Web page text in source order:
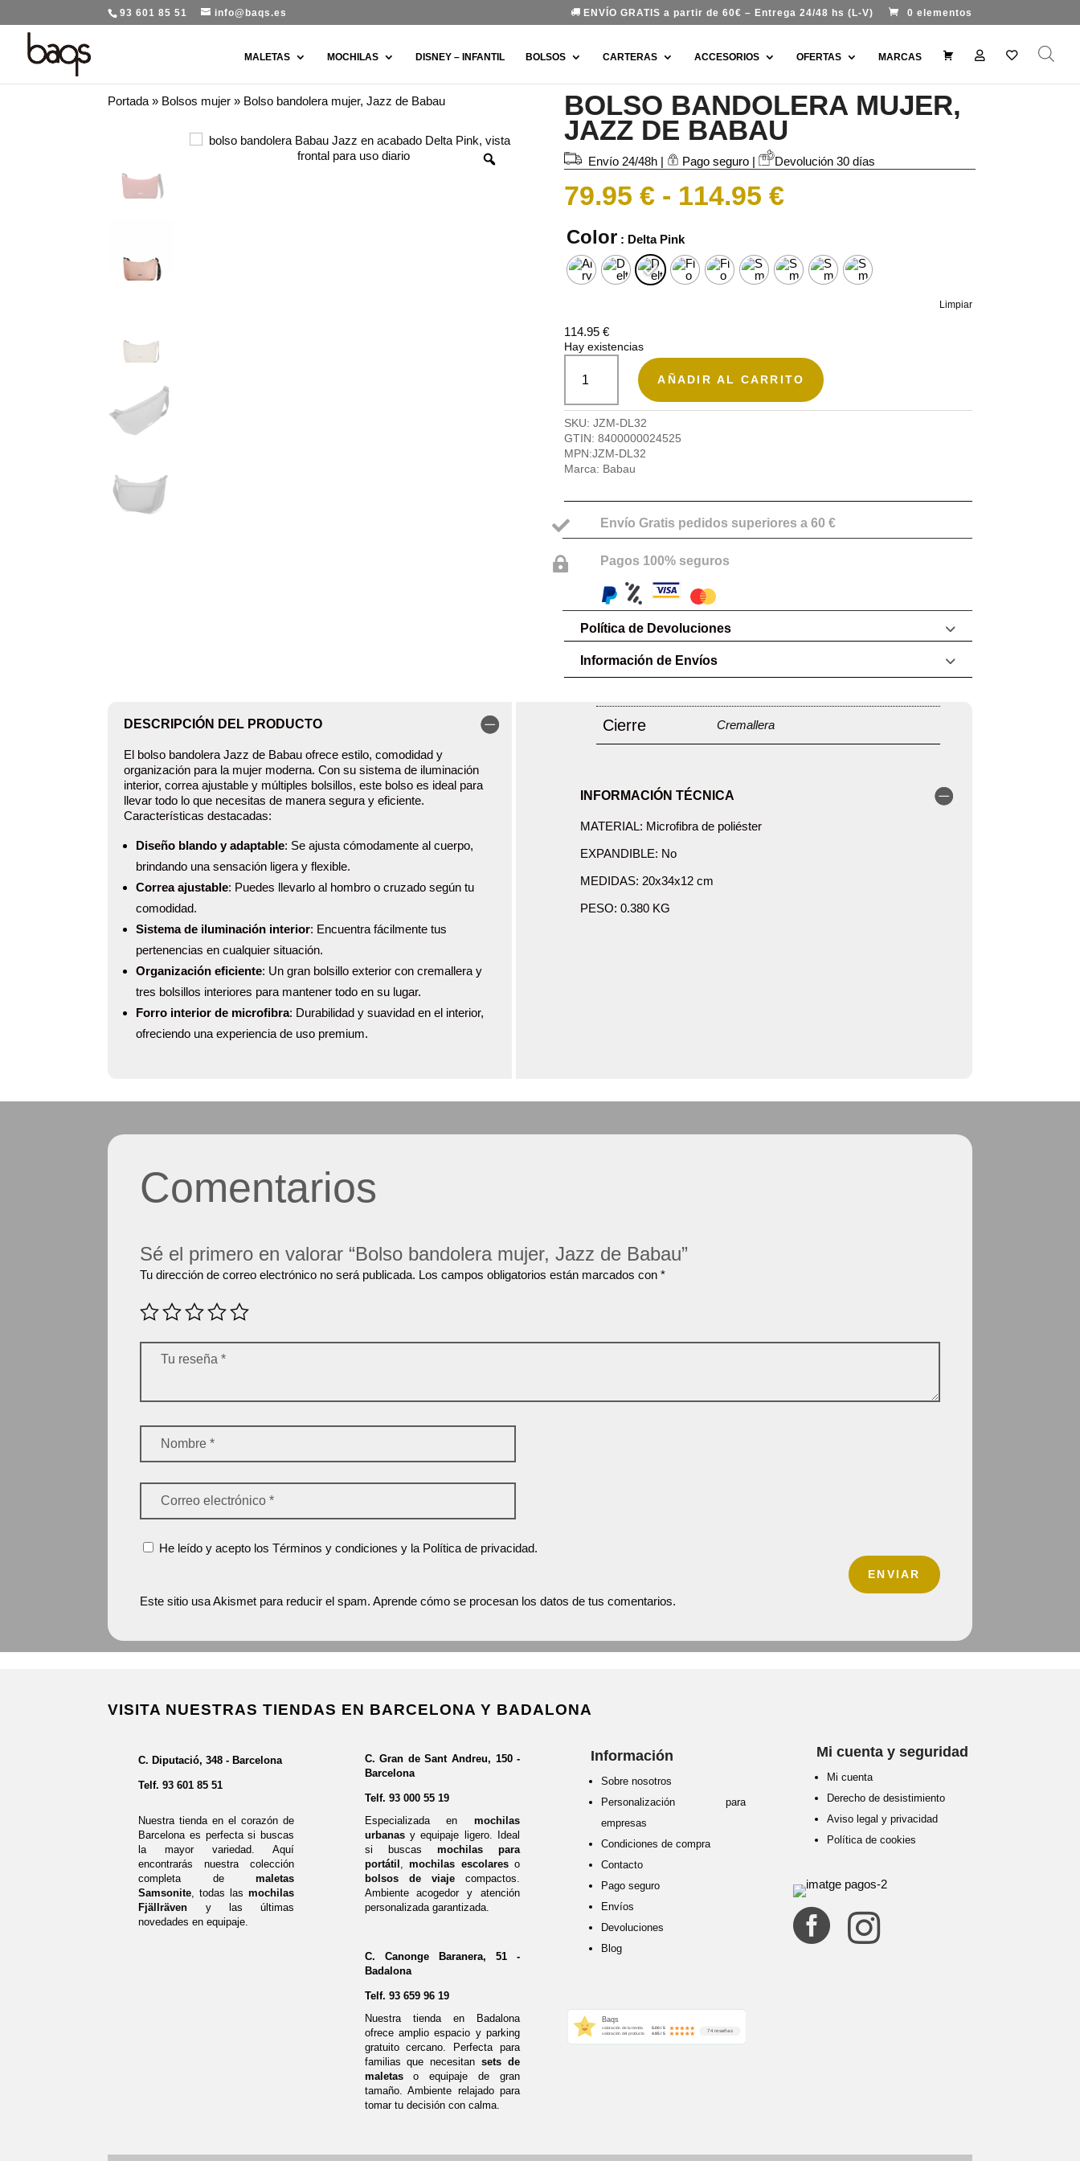
93 601 85 51 info@baqs.es ENVÍO GRATIS a partir de 60€ – Entrega 24/48 hs (L-V) 0 elementos
MALETAS MOCHILAS DISNEY – INFANTIL BOLSOS CARTERAS ACCESORIOS OFERTAS MARCAS
7
t
M
W
Portada» Bolsos mujer » Bolso bandolera mujer, Jazz de Babau BOLSO BANDOLERA MUJER,
JAZZ DE BABAU
Envío 24/48h| Pago seguro | Devolución 30 días
79.95 € - 114.95 €Rango
de
79.95 €
hasta
114.95 €
Color : Delta Pink
Limpiar
114.95 €
Hay existencias
Bolso
bandolera
Jazz
de
Babau
cantidad
AÑADIR AL CARRITO
SKU: JZM-DL32
GTIN: 8400000024525
MPN:JZM-DL32
Marca: Babau
 Envío Gratis pedidos superiores a 60 €
 Pagos 100% seguros
Política de Devoluciones
Información de Envíos
DESCRIPCIÓN DEL PRODUCTO
El bolso bandolera Jazz de Babau ofrece estilo, comodidad y
organización para la mujer moderna. Con su sistema de iluminación
interior, correa ajustable y múltiples bolsillos, este bolso es ideal para
llevar todo lo que necesitas de manera segura y eficiente.
Características destacadas:
Diseño blando y adaptable: Se ajusta cómodamente al cuerpo,
brindando una sensación ligera y flexible.
Correa ajustable: Puedes llevarlo al hombro o cruzado según tu
comodidad.
Sistema de iluminación interior: Encuentra fácilmente tus
pertenencias en cualquier situación.
Organización eficiente: Un gran bolsillo exterior con cremallera y
tres bolsillos interiores para mantener todo en su lugar.
Forro interior de microfibra: Durabilidad y suavidad en el interior,
ofreciendo una experiencia de uso premium.
Cierre Cremallera
INFORMACIÓN TÉCNICA
MATERIAL: Microfibra de poliéster
EXPANDIBLE: No
MEDIDAS: 20x34x12 cm
PESO: 0.380 KG
Comentarios
Sé el primero en valorar “Bolso bandolera mujer, Jazz de Babau”
Tu dirección de correo electrónico no será publicada. Los campos obligatorios están marcados con*
He leído y acepto los Términos y condiciones y la Política de privacidad.
ENVIAR
Este sitio usa Akismet para reducir el spam.Aprende cómo se procesan los datos de tus comentarios.
VISITA NUESTRAS TIENDAS EN BARCELONA Y BADALONA
C. Diputació, 348 - Barcelona
Telf. 93 601 85 51
Nuestra tienda en el corazón de
Barcelona es perfecta si buscas
la mayor variedad. Aquí
encontrarás nuestra colección
completa de maletas
Samsonite , todas las mochilas
Fjällräven y las últimas
novedades en equipaje.
C. Gran de Sant Andreu, 150 -
Barcelona
Telf. 93 000 55 19
Especializada enmochilas
urbanasy equipaje ligero. Ideal
si buscas mochilas para
portátil ,mochilas escolareso
bolsos de viajecompactos.
Ambiente acogedor y atención
personalizada garantizada.
C. Canonge Baranera, 51 -
Badalona
Telf. 93 659 96 19
Nuestra tienda en Badalona
ofrece amplio espacio y parking
gratuito cercano. Perfecta para
familias que necesitansets de
maletaso equipaje de gran
tamaño. Ambiente relajado para
tomar tu decisión con calma.
Información
Sobre nosotros
Personalización para
empresas
Condiciones de compra
Contacto
Pago seguro
Envíos
Devoluciones
Blog
Baqs
valoración de la tienda 5.00 / 5
valoración del producto 4.95 / 5 74 reseñas
Mi cuenta y seguridad
Mi cuenta
Derecho de desistimiento
Aviso legal y privacidad
Política de cookies
 